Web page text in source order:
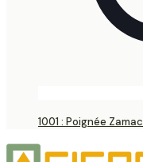
1001 : Poignée Zamac